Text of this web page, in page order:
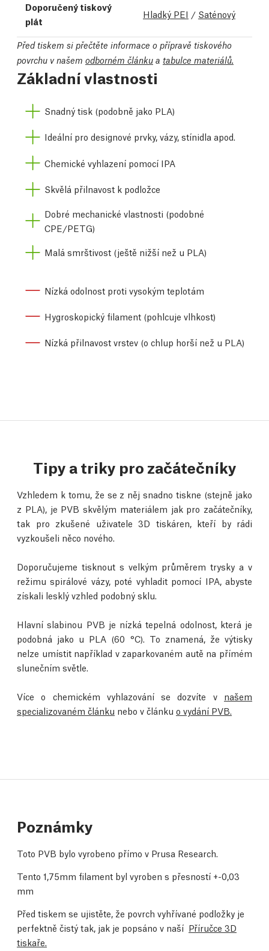
Doporučený tiskový
plát
Hladký PEI / Saténový
Před tiskem si přečtěte informace o přípravě tiskového
povrchu v našem odborném článku a tabulce materiálů.
Základní vlastnosti
Snadný tisk (podobně jako PLA)
Ideální pro designové prvky, vázy, stínidla apod.
Chemické vyhlazení pomocí IPA
Skvělá přilnavost k podložce
Dobré mechanické vlastnosti (podobné
CPE/PETG)
Malá smrštivost (ještě nižší než u PLA)
Nízká odolnost proti vysokým teplotám
Hygroskopický filament (pohlcuje vlhkost)
Nízká přilnavost vrstev (o chlup horší než u PLA)
Tipy a triky pro začátečníky
Vzhledem k tomu, že se z něj snadno tiskne (stejně jako
z PLA), je PVB skvělým materiálem jak pro začátečníky,
tak pro zkušené uživatele 3D tiskáren, kteří by rádi
vyzkoušeli něco nového.
Doporučujeme tisknout s velkým průměrem trysky a v
režimu spirálové vázy, poté vyhladit pomocí IPA, abyste
získali lesklý vzhled podobný sklu.
Hlavní slabinou PVB je nízká tepelná odolnost, která je
podobná jako u PLA (60 °C). To znamená, že výtisky
nelze umístit například v zaparkovaném autě na přímém
slunečním světle.
Více o chemickém vyhlazování se dozvíte v našem
specializovaném článku nebo v článku o vydání PVB.
Poznámky
Toto PVB bylo vyrobeno přímo v Prusa Research.
Tento 1,75mm filament byl vyroben s přesností +-0,03
mm
Před tiskem se ujistěte, že povrch vyhřívané podložky je
perfektně čistý tak, jak je popsáno v naší Příručce 3D
tiskaře.